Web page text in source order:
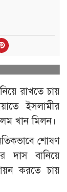
রাখতে চায়
ইসলামীর
খান মিলন।
শোষণ
দাস বানিয়ে
করতে চায়